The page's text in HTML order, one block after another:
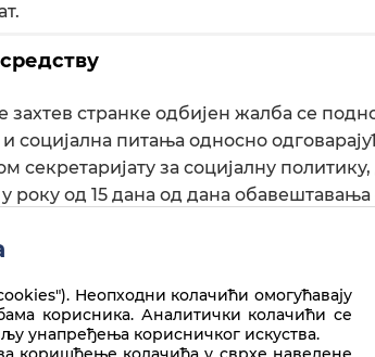
странке одбијен жалба се
социјална питања односно
секретаријату за социјалну
року од 15 дана од дана
Неопходни колачићи омогућавају
корисника. Аналитички колачићи се
унапређења корисничког искуства.